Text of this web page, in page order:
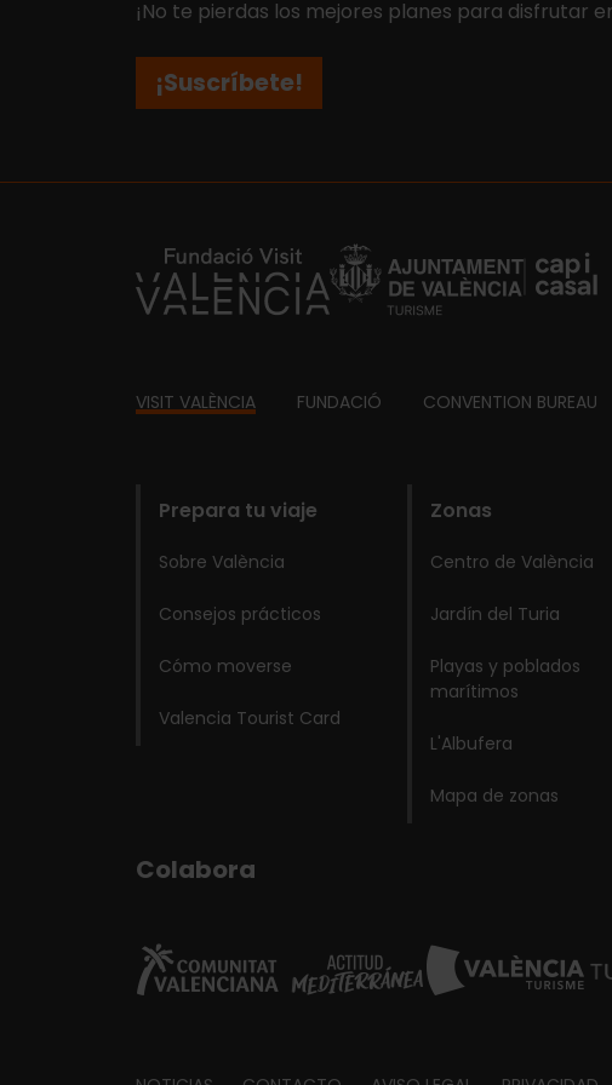
¡No te pierdas los mejores planes para disfrutar
¡Suscríbete!
https://fundacion.visitvalencia.com/
Footer
VISIT VALÈNCIA FUNDACIÓ CONVENTION BUREAU
Prepara tu viaje
Sobre València
Consejos prácticos
Cómo moverse
Valencia Tourist Card
Zonas
Centro de València
Jardín del Turia
Playas y poblados
marítimos
L'Albufera
Mapa de zonas
Colabora